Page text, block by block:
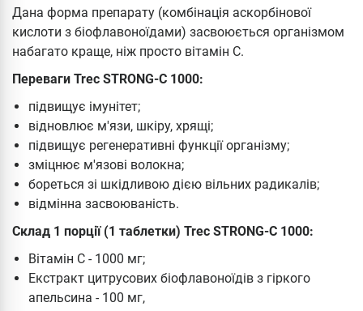
Дана форма препарату (комбінація аскорбінової
кислоти з біофлавоноїдами) засвоюється організмом
набагато краще, ніж просто вітамін С.
Переваги Trec STRONG-C 1000:
підвищує імунітет;
відновлює м'язи, шкіру, хрящі;
підвищує регенеративні функції організму;
зміцнює м'язові волокна;
бореться зі шкідливою дією вільних радикалів;
відмінна засвоюваність.
Склад 1 порції (1 таблетки) Trec STRONG-C 1000:
Вітамін С - 1000 мг;
Екстракт цитрусових біофлавоноїдів з гіркого
апельсина - 100 мг,